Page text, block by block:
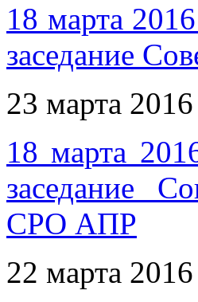
18 марта
заседание
23 марта 2016
18 марта
заседание
СРО АПР
22 марта 2016